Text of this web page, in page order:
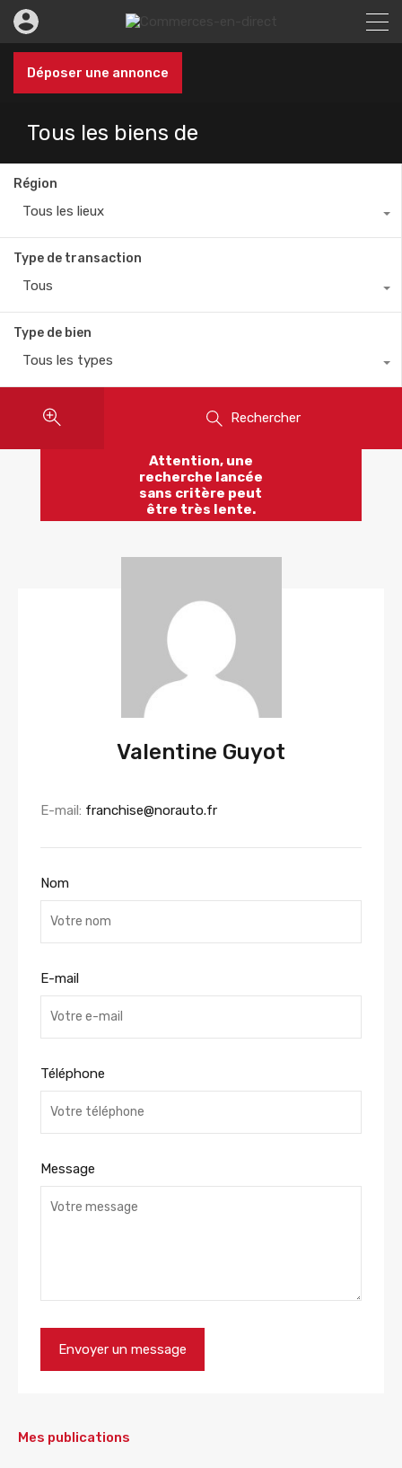
Déposer une annonce
Tous les biens de
Région
Tous les lieux
Type de transaction
Tous
Type de bien
Tous les types
Rechercher
Attention, une
recherche lancée
sans critère peut
être très lente.
Valentine Guyot
E-mail: franchise@norauto.fr
Nom
E-mail
Téléphone
Message
Mes publications